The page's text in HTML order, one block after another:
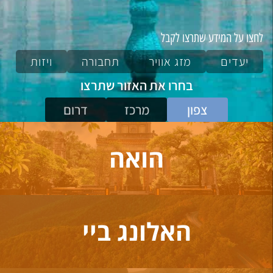
לחצו על המידע שתרצו לקבל
יעדים מזג אוויר תחבורה ויזות
בחרו את האזור שתרצו
צפון
מרכז דרום
האלונג ביי
הואה